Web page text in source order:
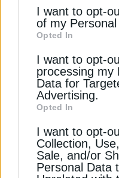
information may
third parties on
Downstream
disclose it to other
I want to opt-
of my Personal
Opted In
I want to opt-
processing my
Data for
Advertising.
Opted In
I want to opt-
Collection,
Sale, and/or
Personal Data
ΠΟΛΙΤΙΚΗ
Σκυλακάκης: